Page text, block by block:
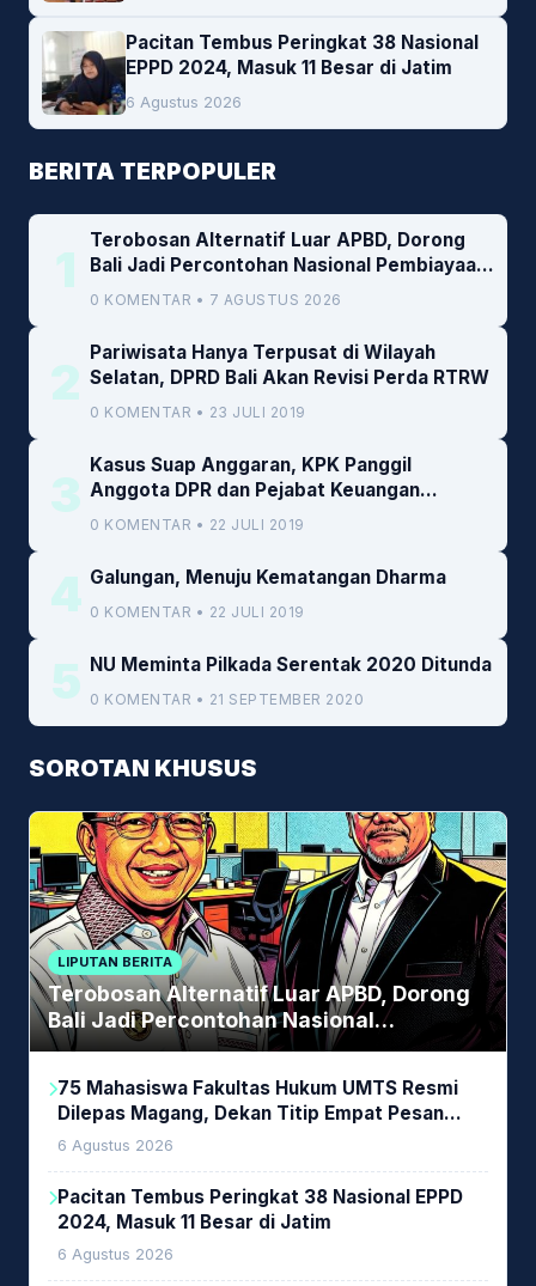
Pacitan Tembus Peringkat 38 Nasional
EPPD 2024, Masuk 11 Besar di Jatim
6 Agustus 2026
BERITA TERPOPULER
1
Terobosan Alternatif Luar APBD, Dorong
Bali Jadi Percontohan Nasional Pembiayaan
Daerah
0 KOMENTAR • 7 AGUSTUS 2026
2
Pariwisata Hanya Terpusat di Wilayah
Selatan, DPRD Bali Akan Revisi Perda RTRW
0 KOMENTAR • 23 JULI 2019
3
Kasus Suap Anggaran, KPK Panggil
Anggota DPR dan Pejabat Keuangan
Kemenkeu
0 KOMENTAR • 22 JULI 2019
4 Galungan, Menuju Kematangan Dharma
0 KOMENTAR • 22 JULI 2019
5 NU Meminta Pilkada Serentak 2020 Ditunda
0 KOMENTAR • 21 SEPTEMBER 2020
SOROTAN KHUSUS
LIPUTAN BERITA
Terobosan Alternatif Luar APBD, Dorong
Bali Jadi Percontohan Nasional
Pembiayaan Daerah
75 Mahasiswa Fakultas Hukum UMTS Resmi
Dilepas Magang, Dekan Titip Empat Pesan
Penting
6 Agustus 2026
Pacitan Tembus Peringkat 38 Nasional EPPD
2024, Masuk 11 Besar di Jatim
6 Agustus 2026